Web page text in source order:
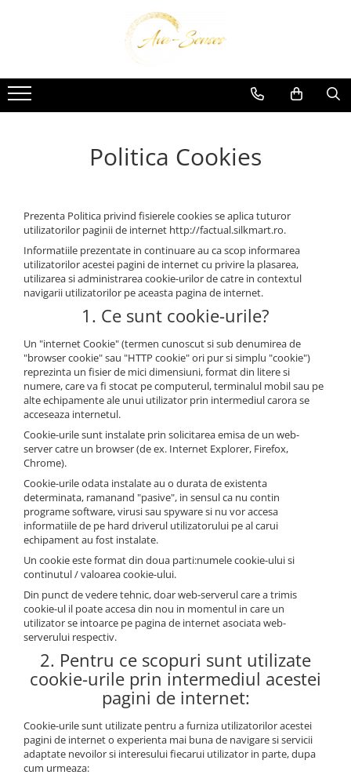
INGRIJIRE SI FRUMUSETE
Ingrijire Corporala
Politica Cookies
Prezenta Politica privind fisierele cookies se aplica tuturor
utilizatorilor paginii de internet http://factual.silkmart.ro.
Informatiile prezentate in continuare au ca scop informarea
utilizatorilor acestei pagini de internet cu privire la plasarea,
utilizarea si administrarea cookie-urilor de catre in contextul
navigarii utilizatorilor pe aceasta pagina de internet.
1. Ce sunt cookie-urile?
Un "internet Cookie" (termen cunoscut si sub denumirea de
"browser cookie" sau "HTTP cookie" ori pur si simplu "cookie")
reprezinta un fisier de mici dimensiuni, format din litere si
numere, care va fi stocat pe computerul, terminalul mobil sau pe
alte echipamente ale unui utilizator prin intermediul carora se
acceseaza internetul.
Cookie-urile sunt instalate prin solicitarea emisa de un web-
server catre un browser (de ex. Internet Explorer, Firefox,
Chrome).
Cookie-urile odata instalate au o durata de existenta
determinata, ramanand "pasive", in sensul ca nu contin
programe software, virusi sau spyware si nu vor accesa
informatiile de pe hard driverul utilizatorului pe al carui
echipament au fost instalate.
Un cookie este format din doua parti:numele cookie-ului si
continutul / valoarea cookie-ului.
Din punct de vedere tehnic, doar web-serverul care a trimis
cookie-ul il poate accesa din nou in momentul in care un
utilizator se intoarce pe pagina de internet asociata web-
serverului respectiv.
2. Pentru ce scopuri sunt utilizate
cookie-urile prin intermediul acestei
pagini de internet:
Cookie-urile sunt utilizate pentru a furniza utilizatorilor acestei
pagini de internet o experienta mai buna de navigare si servicii
adaptate nevoilor si interesului fiecarui utilizator in parte, dupa
cum urmeaza: